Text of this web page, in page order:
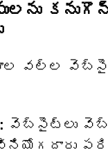
వల్ల
వెబ్‌సైట్‌లు